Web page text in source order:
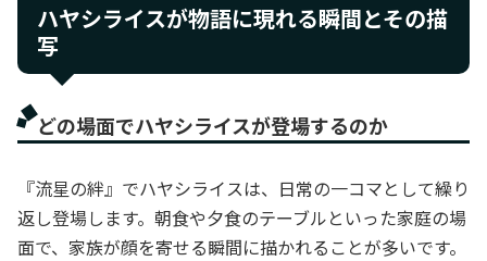
ハヤシライスが物語に現れる瞬間とその描
写
どの場面でハヤシライスが登場するのか
『流星の絆』でハヤシライスは、日常の一コマとして繰り
返し登場します。朝食や夕食のテーブルといった家庭の場
面で、家族が顔を寄せる瞬間に描かれることが多いです。